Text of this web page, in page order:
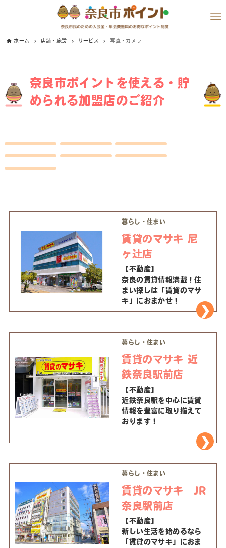
ホーム 店舗・施設 サービス 写真・カメラ
奈良市ポイントを使える・貯
められる加盟店のご紹介
暮らし・住まい
賃貸のマサキ 尼
ヶ辻店
【不動産】
奈良の賃貸情報満載！住
まい探しは「賃貸のマサ
キ」におまかせ！
暮らし・住まい
賃貸のマサキ 近
鉄奈良駅前店
【不動産】
近鉄奈良駅を中心に賃貸
情報を豊富に取り揃えて
おります！
暮らし・住まい
賃貸のマサキ JR
奈良駅前店
【不動産】
新しい生活を始めるなら
「賃貸のマサキ」におま